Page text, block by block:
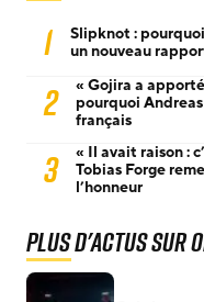
1
Slipknot :
un nouveau
2
« Gojira a
pourquoi
français
3
« Il avait raison :
Tobias Forge
l’honneur
Plus d'actus sur